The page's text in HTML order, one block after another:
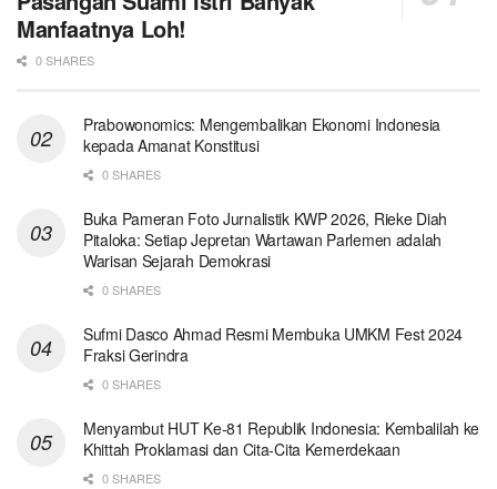
Manfaatnya Loh!
0 SHARES
Prabowonomics: Mengembalikan Ekonomi Indonesia
kepada Amanat Konstitusi
0 SHARES
Buka Pameran Foto Jurnalistik KWP 2026, Rieke Diah
Pitaloka: Setiap Jepretan Wartawan Parlemen adalah
Warisan Sejarah Demokrasi
0 SHARES
Sufmi Dasco Ahmad Resmi Membuka UMKM Fest 2024
Fraksi Gerindra
0 SHARES
Menyambut HUT Ke-81 Republik Indonesia: Kembalilah ke
Khittah Proklamasi dan Cita-Cita Kemerdekaan
0 SHARES